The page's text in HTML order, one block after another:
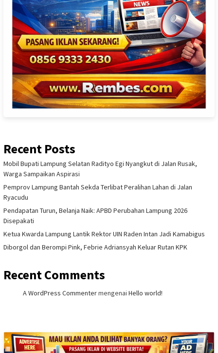
Recent Posts
Mobil Bupati Lampung Selatan Radityo Egi Nyangkut di Jalan Rusak,
Warga Sampaikan Aspirasi
Pemprov Lampung Bantah Sekda Terlibat Peralihan Lahan di Jalan
Ryacudu
Pendapatan Turun, Belanja Naik: APBD Perubahan Lampung 2026
Disepakati
Ketua Kwarda Lampung Lantik Rektor UIN Raden Intan Jadi Kamabigus
Diborgol dan Berompi Pink, Febrie Adriansyah Keluar Rutan KPK
Recent Comments
A WordPress Commentermengenai Hello world!